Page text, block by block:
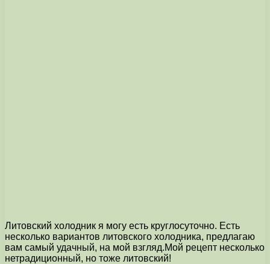
Литовский холодник я могу есть круглосуточно. Есть
несколько вариантов литовского холодника, предлагаю
вам самый удачный, на мой взгляд.Мой рецепт несколько
нетрадиционный, но тоже литовский!